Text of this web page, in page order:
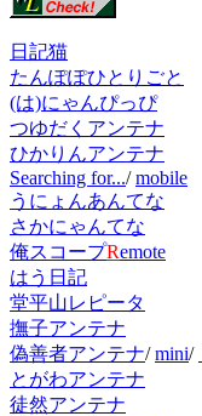
日記猫
たんぽぽひとりごと
(は)にゃんぴっぴ
つゆだくアンテナ
ひかりんアンテナ
Searching for.../mobile
うにょんあんてな
さかにゃんてな
俺スコープRemote
はう日記
堂平山レピータ
撫子アンテナ
偽善者アンテナ/mini/
とがわアンテナ
徒然アンテナ